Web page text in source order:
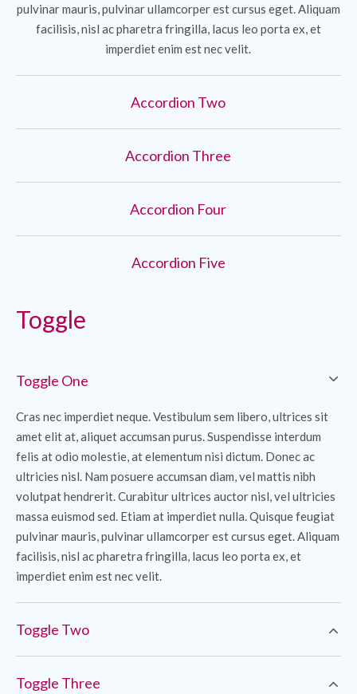
pulvinar mauris, pulvinar ullamcorper est cursus eget. Aliquam
facilisis, nisl ac pharetra fringilla, lacus leo porta ex, et
imperdiet enim est nec velit.
Accordion Two
Accordion Three
Accordion Four
Accordion Five
Toggle
Toggle One
Cras nec imperdiet neque. Vestibulum sem libero, ultrices sit
amet elit at, aliquet accumsan purus. Suspendisse interdum
felis at odio molestie, at elementum nisi dictum. Donec ac
ultricies nisl. Nam posuere accumsan diam, vel mattis nibh
volutpat hendrerit. Curabitur ultrices auctor nisl, vel ultricies
massa euismod sed. Etiam at imperdiet nulla. Quisque feugiat
pulvinar mauris, pulvinar ullamcorper est cursus eget. Aliquam
facilisis, nisl ac pharetra fringilla, lacus leo porta ex, et
imperdiet enim est nec velit.
Toggle Two
Toggle Three